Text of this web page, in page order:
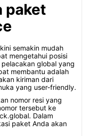
paket
semakin mudah
mengetahui posisi
global yang
membantu adalah
kiriman dari
yang user-friendly.
nomor resi yang
tersebut ke
Dalam
paket Anda akan